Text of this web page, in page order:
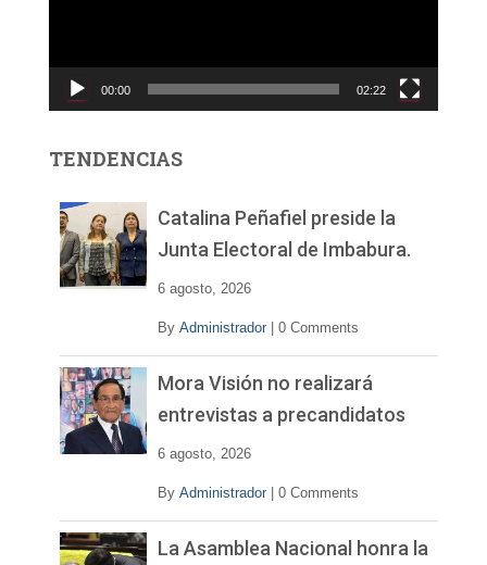
c
d
00:00 02:22
TENDENCIAS
Catalina Peñafiel preside la
Junta Electoral de Imbabura.
6 agosto, 2026
By Administrador 0 Comments
Mora Visión no realizará
entrevistas a precandidatos
6 agosto, 2026
By Administrador 0 Comments
La Asamblea Nacional honra la